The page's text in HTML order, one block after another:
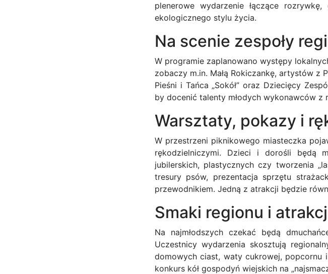
plenerowe wydarzenie łączące
ekologicznego stylu życia.
Na scenie zespoły
W programie zaplanowano występy
zobaczy m.in. Małą Rokiczankę, artystów z
Pieśni i Tańca „Sokół” oraz Dziecięcy
by docenić talenty młodych wykonawców z
Warsztaty, pokazy i
W przestrzeni piknikowego miasteczka
rękodzielniczymi. Dzieci i dorośli będą
jubilerskich, plastycznych czy tworzenia
tresury psów, prezentacja sprzętu
przewodnikiem. Jedną z atrakcji będzie
Smaki regionu i
Na najmłodszych czekać będą
Uczestnicy wydarzenia skosztują
domowych ciast, waty cukrowej, popcornu
konkurs kół gospodyń wiejskich na